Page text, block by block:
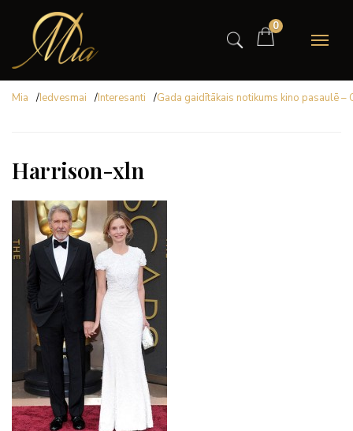
0
Mia /Iedvesmai /Interesanti /Gada gaidītākais notikums kino pasaulē –
Harrison-xln